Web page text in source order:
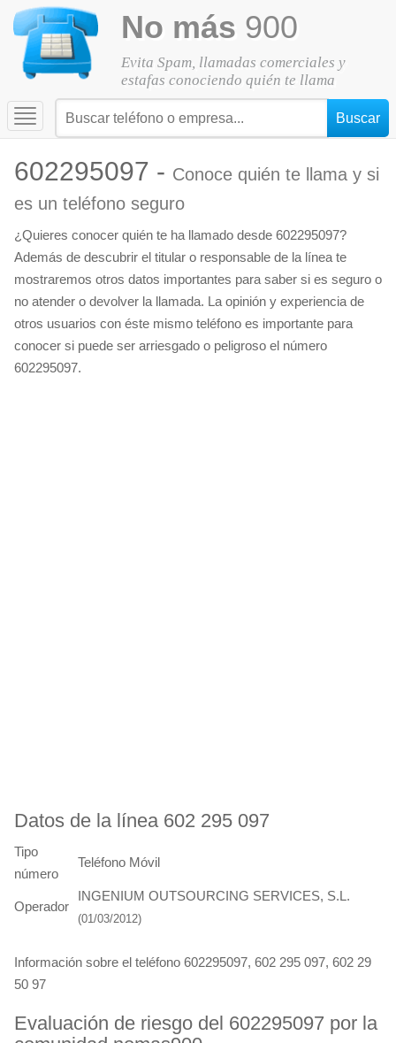
No más 900
Evita Spam, llamadas comerciales y
estafas conociendo quién te llama
Toggle
navigation
602295097 - Conoce quién te llama y si
es un teléfono seguro
¿Quieres conocer quién te ha llamado desde 602295097?
Además de descubrir el titular o responsable de la línea te
mostraremos otros datos importantes para saber si es seguro o
no atender o devolver la llamada. La opinión y experiencia de
otros usuarios con éste mismo teléfono es importante para
conocer si puede ser arriesgado o peligroso el número
602295097.
Datos de la línea 602 295 097
Tipo
número
Teléfono Móvil
Operador
INGENIUM OUTSOURCING SERVICES, S.L.
(01/03/2012)
Información sobre el teléfono 602295097, 602 295 097, 602 29
50 97
Evaluación de riesgo del 602295097 por la